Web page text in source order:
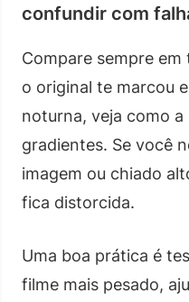
confundir com
Compare sempre
o original te marcou
noturna, veja como
gradientes. Se você
imagem ou chiado
fica distorcida.
Uma boa prática é
filme mais pesado,